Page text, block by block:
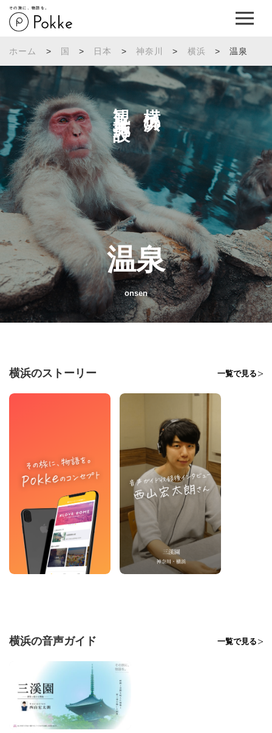
その旅に、物語を。
ホーム > 国 > 日本 > 神奈川 > 横浜 > 温泉
横浜の
観光施設へ
温泉
onsen
横浜のストーリー 一覧で見る
横浜の音声ガイド 一覧で見る